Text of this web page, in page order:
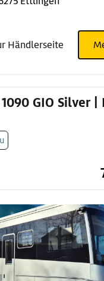
Händlerseite
GIO Silver |